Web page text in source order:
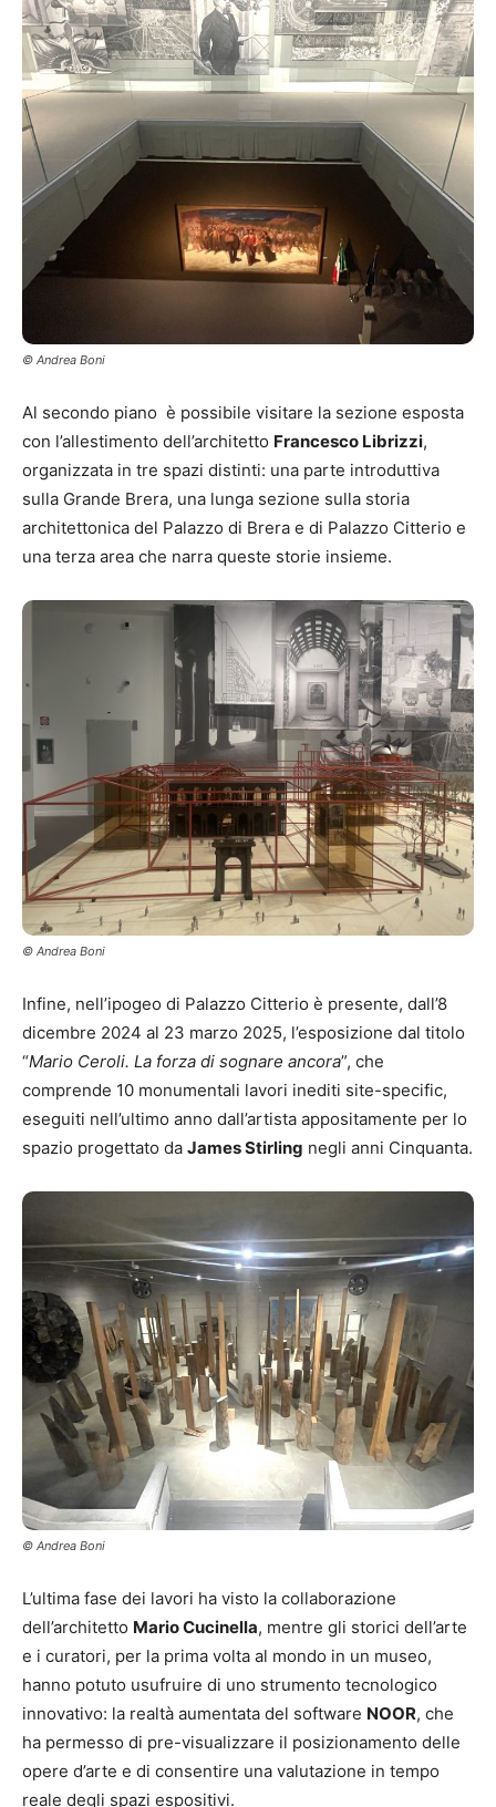
© Andrea Boni
Al secondo piano è possibile visitare la sezione esposta
con l’allestimento dell’architetto Francesco Librizzi,
organizzata in tre spazi distinti: una parte introduttiva
sulla Grande Brera, una lunga sezione sulla storia
architettonica del Palazzo di Brera e di Palazzo Citterio e
una terza area che narra queste storie insieme.
© Andrea Boni
Infine, nell’ipogeo di Palazzo Citterio è presente, dall’8
dicembre 2024 al 23 marzo 2025, l’esposizione dal titolo
“Mario Ceroli. La forza di sognare ancora”, che
comprende 10 monumentali lavori inediti site-specific,
eseguiti nell’ultimo anno dall’artista appositamente per lo
spazio progettato da James Stirling negli anni Cinquanta.
© Andrea Boni
L’ultima fase dei lavori ha visto la collaborazione
dell’architetto Mario Cucinella, mentre gli storici dell’arte
e i curatori, per la prima volta al mondo in un museo,
hanno potuto usufruire di uno strumento tecnologico
innovativo: la realtà aumentata del software NOOR, che
ha permesso di pre-visualizzare il posizionamento delle
opere d’arte e di consentire una valutazione in tempo
reale degli spazi espositivi.